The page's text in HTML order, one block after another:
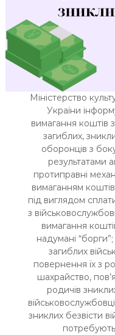
Міністерство
України
вимагання коштів
загиблих,
оборонців з
результатами
протиправні
вимаганням
під виглядом
з
вимагання
надумані
загиблих
повернення їх з
шахрайство,
родичів
зниклих безвісти
потребують